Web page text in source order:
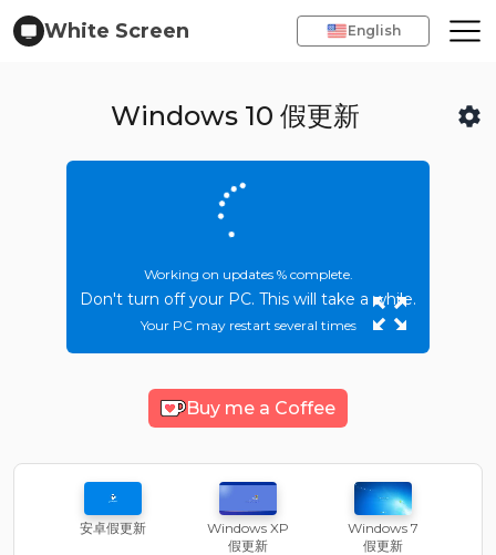
White Screen English
Windows 10 假更新
Working on updates % complete.
Don't turn off your PC. This will take a while.
Your PC may restart several times
Buy me a Coffee
安卓假更新
Windows XP
假更新
Windows 7
假更新